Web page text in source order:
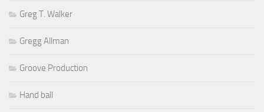
Greg T. Walker
Gregg Allman
Groove Production
Hand ball